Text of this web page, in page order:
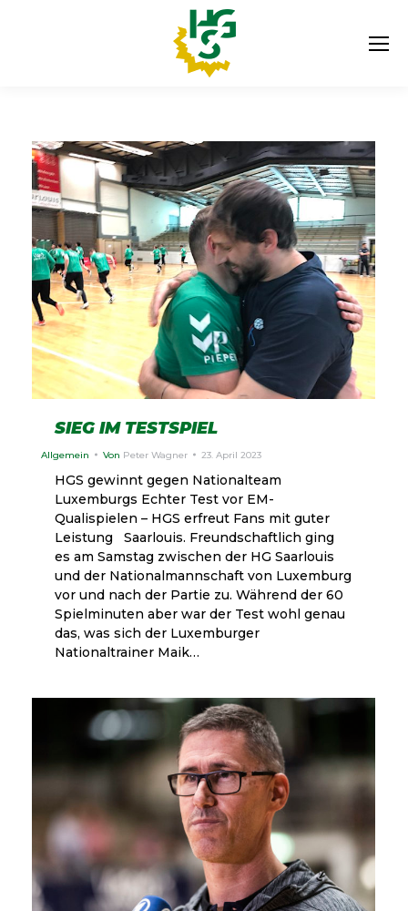
SIEG IM TESTSPIEL
Allgemein Von Peter Wagner 23. April 2023
HGS gewinnt gegen Nationalteam
Luxemburgs Echter Test vor EM-
Qualispielen – HGS erfreut Fans mit guter
Leistung Saarlouis. Freundschaftlich ging
es am Samstag zwischen der HG Saarlouis
und der Nationalmannschaft von Luxemburg
vor und nach der Partie zu. Während der 60
Spielminuten aber war der Test wohl genau
das, was sich der Luxemburger
Nationaltrainer Maik…